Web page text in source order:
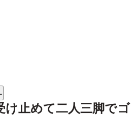
け止めて二人三脚でゴ